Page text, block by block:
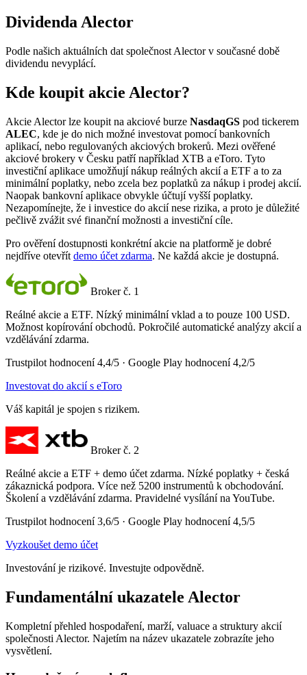
Dividenda Alector
Podle našich aktuálních dat společnost Alector v současné době
dividendu nevyplácí.
Kde koupit akcie Alector?
Akcie Alector lze koupit na akciové burze NasdaqGS pod tickerem
ALEC, kde je do nich možné investovat pomocí bankovních
aplikací, nebo regulovaných akciových brokerů. Mezi ověřené
akciové brokery v Česku patří například XTB a eToro. Tyto
investiční aplikace umožňují nákup reálných akcií a ETF a to za
minimální poplatky, nebo zcela bez poplatků za nákup i prodej akcií.
Naopak bankovní aplikace obvykle účtují vyšší poplatky.
Nezapomínejte, že i investice do akcií nese rizika, a proto je důležité
pečlivě zvážit své finanční možnosti a investiční cíle.
Pro ověření dostupnosti konkrétní akcie na platformě je dobré
nejdříve otevřít demo účet zdarma. Ne každá akcie je dostupná.
Broker č. 1
Reálné akcie a ETF. Nízký minimální vklad a to pouze 100 USD.
Možnost kopírování obchodů. Pokročilé automatické analýzy akcií a
vzdělávání zdarma.
Trustpilot hodnocení 4,4/5 · Google Play hodnocení 4,2/5
Investovat do akcií s eToro
Váš kapitál je spojen s rizikem.
Broker č. 2
Reálné akcie a ETF + demo účet zdarma. Nízké poplatky + česká
zákaznická podpora. Více než 5200 instrumentů k obchodování.
Školení a vzdělávání zdarma. Pravidelné vysílání na YouTube.
Trustpilot hodnocení 3,6/5 · Google Play hodnocení 4,5/5
Vyzkoušet demo účet
Investování je rizikové. Investujte odpovědně.
Fundamentální ukazatele Alector
Kompletní přehled hospodaření, marží, valuace a struktury akcií
společnosti Alector. Najetím na název ukazatele zobrazíte jeho
vysvětlení.